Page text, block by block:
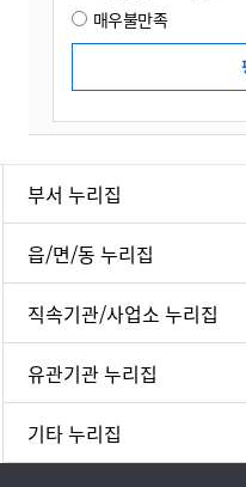
매우불만족
부서 누리집
읍/면/동 누리집
직속기관/사업소 누리집
유관기관 누리집
기타 누리집